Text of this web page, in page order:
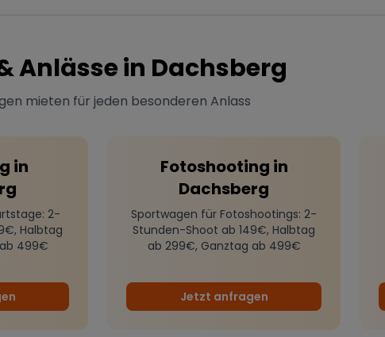
Anlässe in Dachsberg
mieten für jeden besonderen Anlass
in
: 2-
Halbtag
499€
Fotoshooting in
Dachsberg
Sportwagen für Fotoshootings: 2-
Stunden-Shoot ab 149€, Halbtag
ab 299€, Ganztag ab 499€
Jetzt anfragen